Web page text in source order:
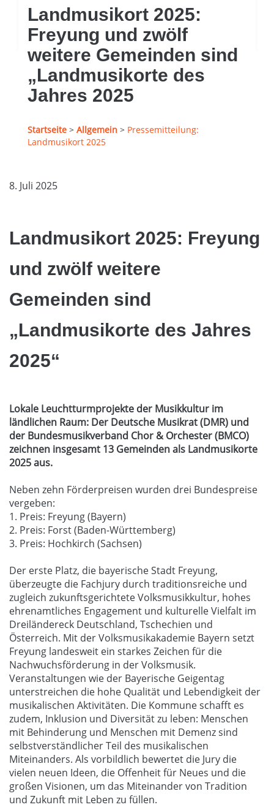
Landmusikort 2025:
Freyung und zwölf
weitere Gemeinden sind
„Landmusikorte des
Jahres 2025
Startseite > Allgemein > Pressemitteilung:
Landmusikort 2025
8. Juli 2025
Landmusikort 2025: Freyung
und zwölf weitere
Gemeinden sind
„Landmusikorte des Jahres
2025“
Lokale Leuchtturmprojekte der Musikkultur im
ländlichen Raum: Der Deutsche Musikrat (DMR) und
der Bundesmusikverband Chor & Orchester (BMCO)
zeichnen insgesamt 13 Gemeinden als Landmusikorte
2025 aus.
Neben zehn Förderpreisen wurden drei Bundespreise
vergeben:
1. Preis: Freyung (Bayern)
2. Preis: Forst (Baden-Württemberg)
3. Preis: Hochkirch (Sachsen)
Der erste Platz, die bayerische Stadt Freyung,
überzeugte die Fachjury durch traditionsreiche und
zugleich zukunftsgerichtete Volksmusikkultur, hohes
ehrenamtliches Engagement und kulturelle Vielfalt im
Dreiländereck Deutschland, Tschechien und
Österreich. Mit der Volksmusikakademie Bayern setzt
Freyung landesweit ein starkes Zeichen für die
Nachwuchsförderung in der Volksmusik.
Veranstaltungen wie der Bayerische Geigentag
unterstreichen die hohe Qualität und Lebendigkeit der
musikalischen Aktivitäten. Die Kommune schafft es
zudem, Inklusion und Diversität zu leben: Menschen
mit Behinderung und Menschen mit Demenz sind
selbstverständlicher Teil des musikalischen
Miteinanders. Als vorbildlich bewertet die Jury die
vielen neuen Ideen, die Offenheit für Neues und die
großen Visionen, um das Miteinander von Tradition
und Zukunft mit Leben zu füllen.